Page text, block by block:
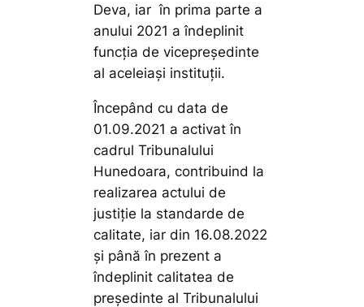
Deva, iar în prima parte a
anului 2021 a îndeplinit
funcția de vicepreședinte
al aceleiași instituții.
Începând cu data de
01.09.2021 a activat în
cadrul Tribunalului
Hunedoara, contribuind la
realizarea actului de
justiţie la standarde de
calitate, iar din 16.08.2022
și până în prezent a
îndeplinit calitatea de
preşedinte al Tribunalului